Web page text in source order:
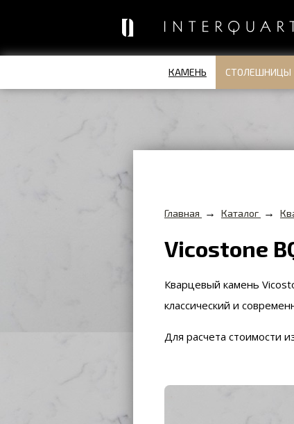
КАМЕНЬ СТОЛЕШНИЦЫ
Главная → Каталог →
Vicostone
Кварцевый камень
классический и
Для расчета стоимости